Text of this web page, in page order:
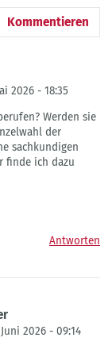
Kommentieren
2026 - 18:35
Werden sie
der
sachkundigen
finde ich dazu
Antworten
2026 - 09:14